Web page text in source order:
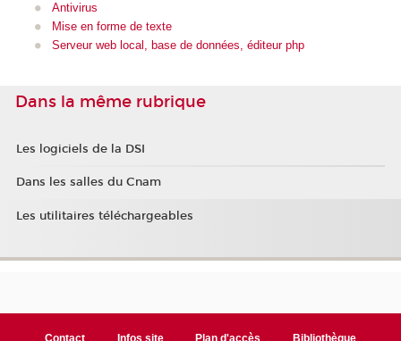
Antivirus
Mise en forme de texte
Serveur web local, base de données, éditeur php
Dans la même rubrique
Les logiciels de la DSI
Dans les salles du Cnam
Les utilitaires téléchargeables
Contact Infos site Plan d'accès Bibliothèque